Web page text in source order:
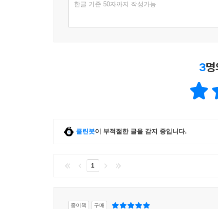
한글 기준 50자까지 작성가능
3
클린봇이 부적절한 글을 감지 중입니다.
1
종이책 구매